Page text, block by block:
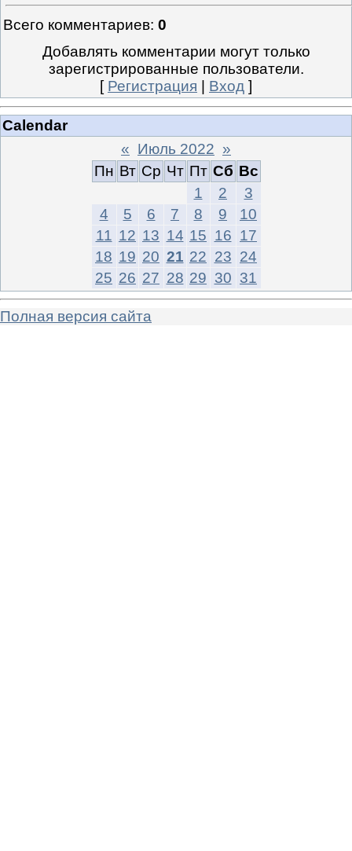
Всего комментариев: 0
Добавлять комментарии могут только
зарегистрированные пользователи.
[ Регистрация Вход ]
Calendar
« Июль 2022 »
Пн Вт Ср Чт Пт Сб Вс
1
2
3
4
5 6 7 8 9
10
11 12 13 14 15 16 17
18 19 20 21 22 23 24
25 26 27 28 29 30 31
Полная версия сайта